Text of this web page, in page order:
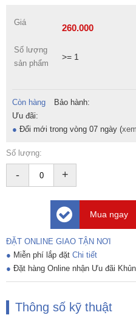
Giá
Số lượng
sản phẩm
260.000
>= 1
Còn hàng
Bảo hành:
Ưu đãi:
● Đổi mới trong vòng 07 ngày (
Số lượng:
- +
Mua ngay
ĐẶT ONLINE GIAO TẬN NƠI
● Miễn phí lắp đặt Chi tiết
● Đặt hàng Online nhận Ưu đãi
Thông số kỹ thuật